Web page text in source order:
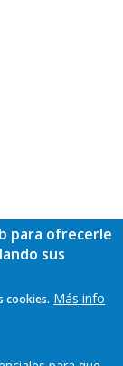
para ofrecerle
sus
cookies. Más info